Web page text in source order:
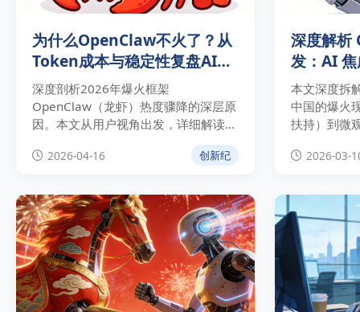
为什么OpenClaw不火了？从
Token成本与稳定性复盘AI智
能体困局
深度剖析2026年爆火框架
OpenClaw（龙虾）热度骤降的深层原
因。本文从用户视角出发，详细解读高
昂的Token账单、繁琐的维护成本以及
在复杂任务中的逻辑崩塌与安全风险。
2026-04-16 创新纪
深度解析
发：AI
2026 人
本文深度拆
中国的爆火
扶持）到微
其从“自动化
2026-03-